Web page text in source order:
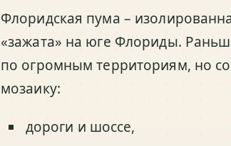
Флоридская пума –
«зажата» на юге Флориды.
по огромным территориям, но
мозаику:
дороги и шоссе,